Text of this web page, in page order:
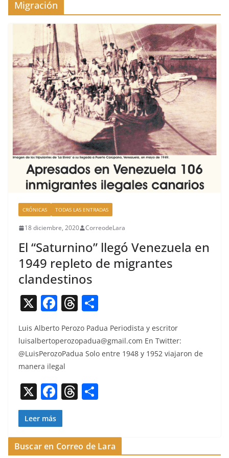
Migración
CRÓNICAS TODAS LAS ENTRADAS
18 diciembre, 2020 CorreodeLara
El “Saturnino” llegó Venezuela en
1949 repleto de migrantes
clandestinos
X F
c
e
b
o
o
k
T
re
a
s
o
m
p
Luis Alber­to Per­o­zo Pad­ua Peri­odista y escritor
luisalbertoperozopadua@gmail.com En Twit­ter:
@LuisPerozoPadua Solo entre 1948 y 1952 via­jaron de
man­era ilegal
X F
a
c
e
T
a p
Leer más
Buscar en Correo de Lara